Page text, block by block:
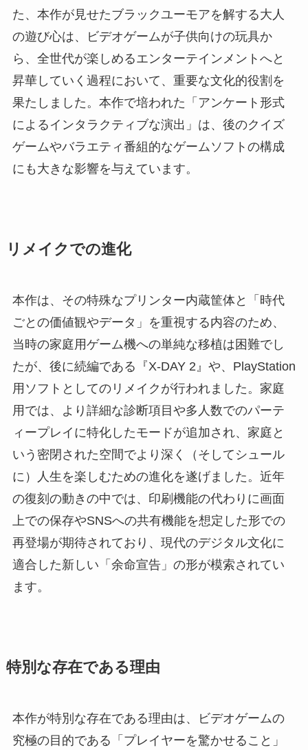
た、本作が見せたブラックユーモアを解する大人
の遊び心は、ビデオゲームが子供向けの玩具か
ら、全世代が楽しめるエンターテインメントへと
昇華していく過程において、重要な文化的役割を
果たしました。本作で培われた「アンケート形式
によるインタラクティブな演出」は、後のクイズ
ゲームやバラエティ番組的なゲームソフトの構成
にも大きな影響を与えています。
リメイクでの進化
本作は、その特殊なプリンター内蔵筐体と「時代
ごとの価値観やデータ」を重視する内容のため、
当時の家庭用ゲーム機への単純な移植は困難でし
たが、後に続編である『X-DAY 2』や、PlayStation
用ソフトとしてのリメイクが行われました。家庭
用では、より詳細な診断項目や多人数でのパーテ
ィープレイに特化したモードが追加され、家庭と
いう密閉された空間でより深く（そしてシュール
に）人生を楽しむための進化を遂げました。近年
の復刻の動きの中では、印刷機能の代わりに画面
上での保存やSNSへの共有機能を想定した形での
再登場が期待されており、現代のデジタル文化に
適合した新しい「余命宣告」の形が模索されてい
ます。
特別な存在である理由
本作が特別な存在である理由は、ビデオゲームの
究極の目的である「プレイヤーを驚かせること」